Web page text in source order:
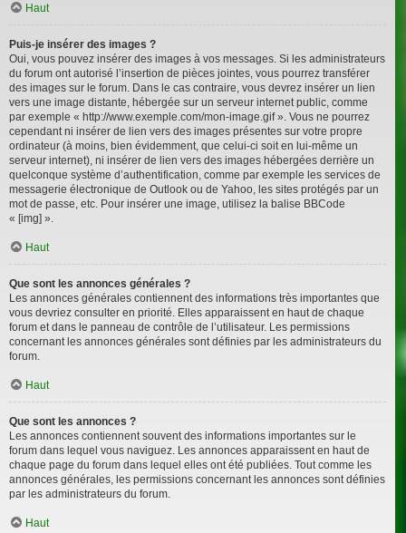
Haut
Puis-je insérer des images ?
Oui, vous pouvez insérer des images à vos messages. Si les administrateurs
du forum ont autorisé l’insertion de pièces jointes, vous pourrez transférer
des images sur le forum. Dans le cas contraire, vous devrez insérer un lien
vers une image distante, hébergée sur un serveur internet public, comme
par exemple « http://www.exemple.com/mon-image.gif ». Vous ne pourrez
cependant ni insérer de lien vers des images présentes sur votre propre
ordinateur (à moins, bien évidemment, que celui-ci soit en lui-même un
serveur internet), ni insérer de lien vers des images hébergées derrière un
quelconque système d’authentification, comme par exemple les services de
messagerie électronique de Outlook ou de Yahoo, les sites protégés par un
mot de passe, etc. Pour insérer une image, utilisez la balise BBCode
« [img] ».
Haut
Que sont les annonces générales ?
Les annonces générales contiennent des informations très importantes que
vous devriez consulter en priorité. Elles apparaissent en haut de chaque
forum et dans le panneau de contrôle de l’utilisateur. Les permissions
concernant les annonces générales sont définies par les administrateurs du
forum.
Haut
Que sont les annonces ?
Les annonces contiennent souvent des informations importantes sur le
forum dans lequel vous naviguez. Les annonces apparaissent en haut de
chaque page du forum dans lequel elles ont été publiées. Tout comme les
annonces générales, les permissions concernant les annonces sont définies
par les administrateurs du forum.
Haut